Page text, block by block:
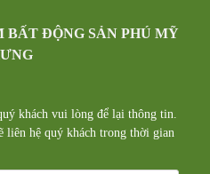
BẤT ĐỘNG SẢN PHÚ MỸ
khách vui lòng để lại thông tin.
liên hệ quý khách trong thời gian